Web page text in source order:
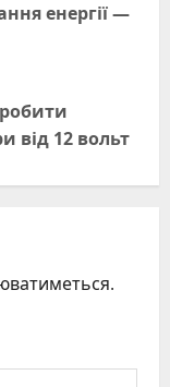
енергії —
від 12 вольт